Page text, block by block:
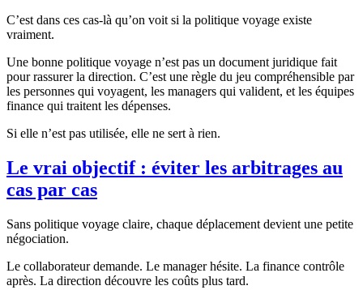
C’est dans ces cas-là qu’on voit si la politique voyage existe
vraiment.
Une bonne politique voyage n’est pas un document juridique fait
pour rassurer la direction. C’est une règle du jeu compréhensible par
les personnes qui voyagent, les managers qui valident, et les équipes
finance qui traitent les dépenses.
Si elle n’est pas utilisée, elle ne sert à rien.
Le vrai objectif : éviter les arbitrages au
cas par cas
Sans politique voyage claire, chaque déplacement devient une petite
négociation.
Le collaborateur demande. Le manager hésite. La finance contrôle
après. La direction découvre les coûts plus tard.